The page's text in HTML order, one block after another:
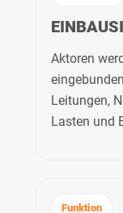
Aktoren
Leitungen,
Lasten und
Funktion